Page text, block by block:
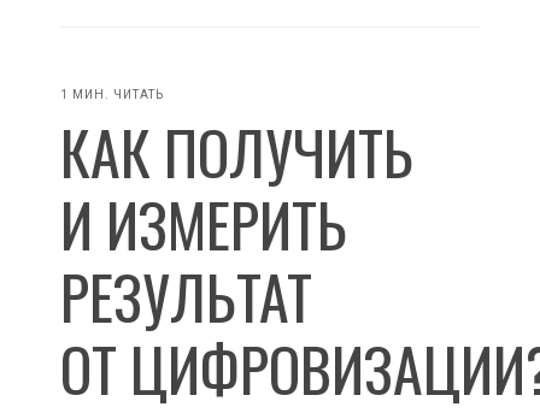
1 МИН. ЧИТАТЬ
КАК ПОЛУЧИТЬ
И ИЗМЕРИТЬ
РЕЗУЛЬТАТ
ОТ